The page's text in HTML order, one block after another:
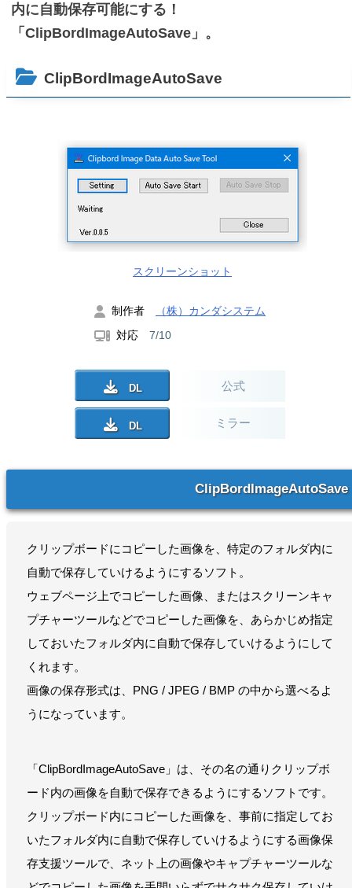
内に自動保存可能にする！
「ClipBordImageAutoSave」。
ClipBordImageAutoSave
スクリーンショット
制作者
（株）カンダシステム
対応 7/10
公式
ミラー
ClipBordImageAutoSave
クリップボードにコピーした画像を、特定のフォルダ内に
自動で保存していけるようにするソフト。
ウェブページ上でコピーした画像、またはスクリーンキャ
プチャーツールなどでコピーした画像を、あらかじめ指定
しておいたフォルダ内に自動で保存していけるようにして
くれます。
画像の保存形式は、PNG / JPEG / BMP の中から選べるよ
うになっています。
「ClipBordImageAutoSave」は、その名の通りクリップボ
ード内の画像を自動で保存できるようにするソフトです。
クリップボード内にコピーした画像を、事前に指定してお
いたフォルダ内に自動で保存していけるようにする画像保
存支援ツールで、ネット上の画像やキャプチャーツールな